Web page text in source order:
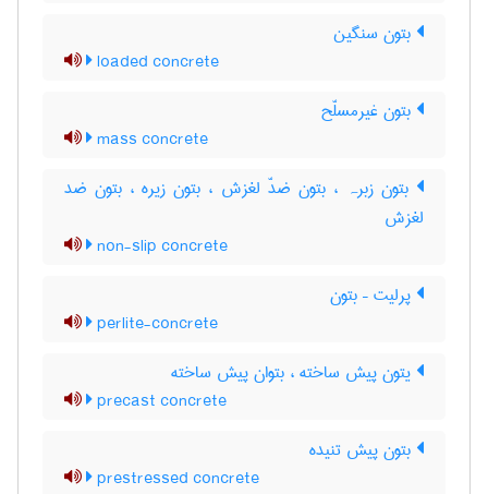
بتون سنگین
loaded concrete
بتون غیرمسلّح
mass concrete
بتون زبرہ ، بتون ضدّ لغزش ، بتون زیره ، بتون ضد
لغزش
non-slip concrete
پرلیت – بتون
perlite-concrete
یتون پیش ساخته ، بتوان پیش ساخته
precast concrete
بتون پیش تنیده
prestressed concrete